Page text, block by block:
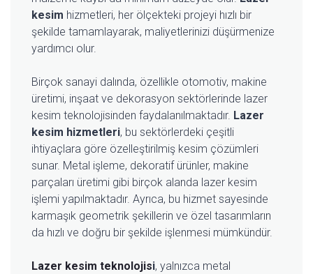
kesim hizmetleri, her ölçekteki projeyi hızlı bir
şekilde tamamlayarak, maliyetlerinizi düşürmenize
yardımcı olur.
Birçok sanayi dalında, özellikle otomotiv, makine
üretimi, inşaat ve dekorasyon sektörlerinde lazer
kesim teknolojisinden faydalanılmaktadır. Lazer
kesim hizmetleri, bu sektörlerdeki çeşitli
ihtiyaçlara göre özelleştirilmiş kesim çözümleri
sunar. Metal işleme, dekoratif ürünler, makine
parçaları üretimi gibi birçok alanda lazer kesim
işlemi yapılmaktadır. Ayrıca, bu hizmet sayesinde
karmaşık geometrik şekillerin ve özel tasarımların
da hızlı ve doğru bir şekilde işlenmesi mümkündür.
Lazer kesim teknolojisi, yalnızca metal